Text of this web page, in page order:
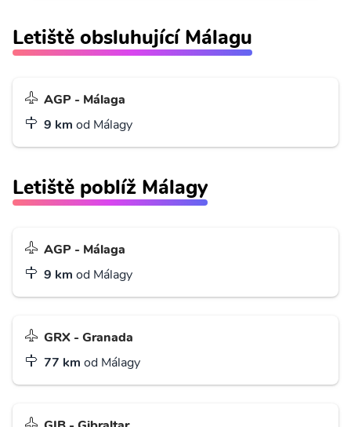
Letiště obsluhující Málagu
AGP - Málaga
9 km od Málagy
Letiště poblíž Málagy
AGP - Málaga
9 km od Málagy
GRX - Granada
77 km od Málagy